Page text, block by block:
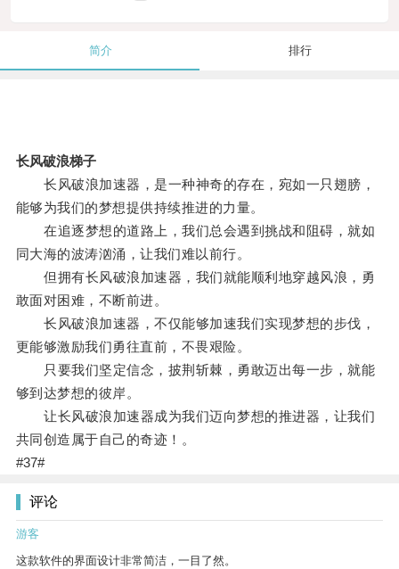
简介 排行
长风破浪梯子
长风破浪加速器，是一种神奇的存在，宛如一只翅膀，
能够为我们的梦想提供持续推进的力量。
在追逐梦想的道路上，我们总会遇到挑战和阻碍，就如
同大海的波涛汹涌，让我们难以前行。
但拥有长风破浪加速器，我们就能顺利地穿越风浪，勇
敢面对困难，不断前进。
长风破浪加速器，不仅能够加速我们实现梦想的步伐，
更能够激励我们勇往直前，不畏艰险。
只要我们坚定信念，披荆斩棘，勇敢迈出每一步，就能
够到达梦想的彼岸。
让长风破浪加速器成为我们迈向梦想的推进器，让我们
共同创造属于自己的奇迹！。
#37#
评论
游客
这款软件的界面设计非常简洁，一目了然。